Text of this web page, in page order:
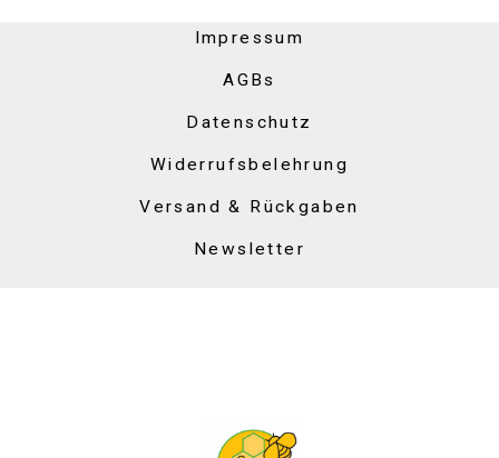
Impressum
AGBs
Datenschutz
Widerrufsbelehrung
Versand & Rückgaben
Newsletter